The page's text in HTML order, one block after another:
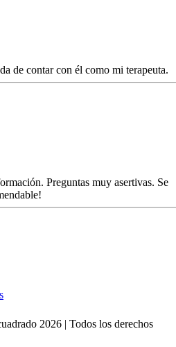
de contar con él como mi terapeuta.
Preguntas muy asertivas. Se
2026 |Todos los derechos